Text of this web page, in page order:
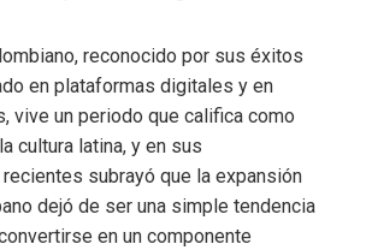
reconocido por sus éxitos
en plataformas digitales y en
vive un periodo que califica como
cultura latina, y en sus
subrayó que la expansión
dejó de ser una simple tendencia
en un componente